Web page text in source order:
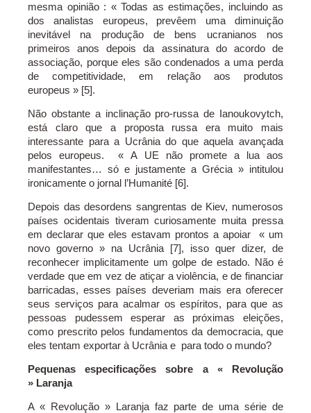
mesma opinião : « Todas as estimações, incluindo as
dos analistas europeus, prevêem uma diminuição
inevitável na produção de bens ucranianos nos
primeiros anos depois da assinatura do acordo de
associação, porque eles são condenados a uma perda
de competitividade, em relação aos produtos
europeus » [5].
Não obstante a inclinação pro-russa de Ianoukovytch,
está claro que a proposta russa era muito mais
interessante para a Ucrânia do que aquela avançada
pelos europeus. « A UE não promete a lua aos
manifestantes… só e justamente a Grécia » intitulou
ironicamente o jornal l’Humanité [6].
Depois das desordens sangrentas de Kiev, numerosos
países ocidentais tiveram curiosamente muita pressa
em declarar que eles estavam prontos a apoiar « um
novo governo » na Ucrânia [7], isso quer dizer, de
reconhecer implicitamente um golpe de estado. Não é
verdade que em vez de atiçar a violência, e de financiar
barricadas, esses países deveriam mais era oferecer
seus serviços para acalmar os espíritos, para que as
pessoas pudessem esperar as próximas eleições,
como prescrito pelos fundamentos da democracia, que
eles tentam exportar à Ucrânia e para todo o mundo?
Pequenas especificações sobre a « Revolução
» Laranja
A « Revolução » Laranja faz parte de uma série de